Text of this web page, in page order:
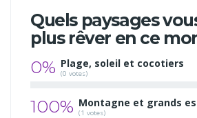
Quels paysages
plus rêver en ce
0% Plage, soleil et cocotiers
(0 votes)
100% Montagne et grands
(1 votes)